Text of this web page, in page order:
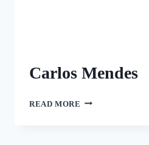
Carlos Mendes
READ MORE